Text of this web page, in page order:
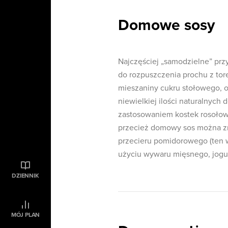
DZIENNIK
MÓJ PLAN
Domowe sosy
Najczęściej „samodzielne”
do rozpuszczenia prochu z
mieszaniny cukru stołowego,
niewielkiej ilości naturalnych
zastosowaniem kostek
przecież domowy sos można
przecieru pomidorowego (ten
użyciu wywaru mięsnego,